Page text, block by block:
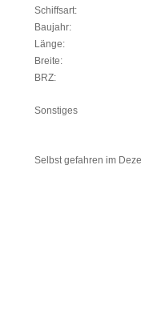
Schiffsart:
Baujahr:
Länge:
Breite:
BRZ:
Sonstiges
Selbst gefahren im